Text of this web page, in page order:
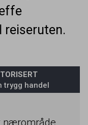
reiseruten.
trygg handel
nærområde